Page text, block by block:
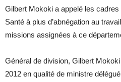
Gilbert Mokoki a appelé les
Santé à plus d’abnégation au
missions assignées à ce
Général de division, Gilbert
2012 en qualité de ministre